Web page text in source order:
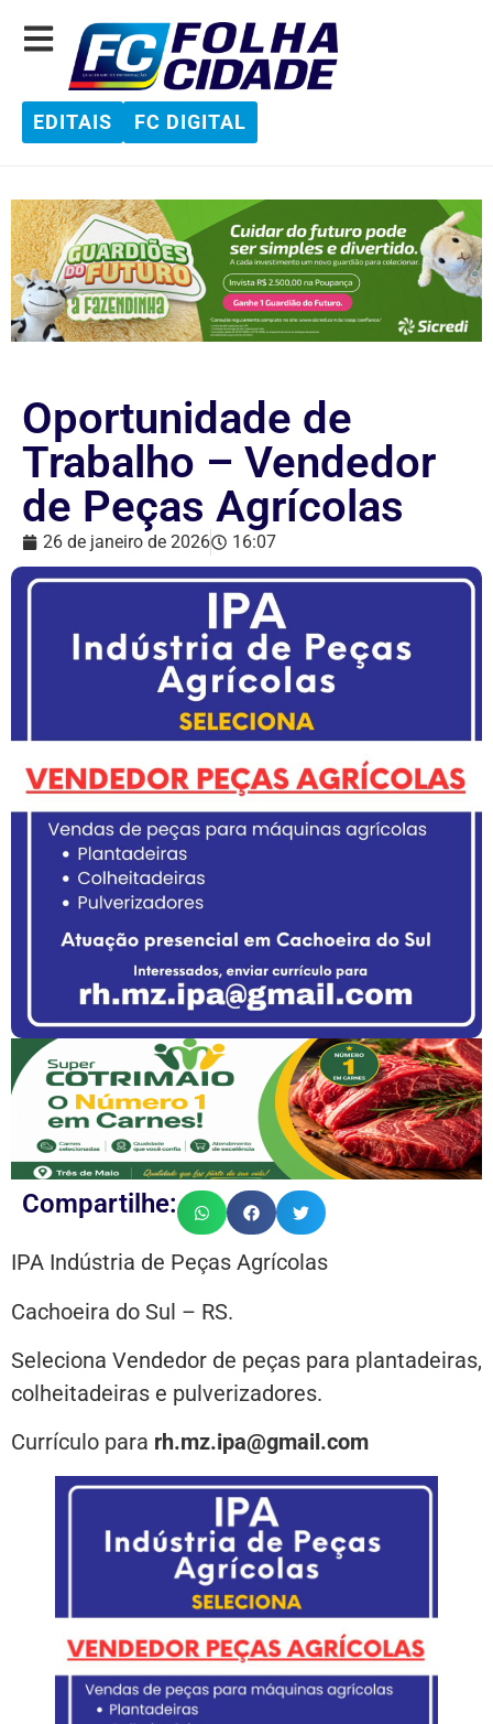
EDITAIS FC DIGITAL
Oportunidade de
Trabalho – Vendedor
de Peças Agrícolas
26 de janeiro de 2026 16:07
Compartilhe:
IPA Indústria de Peças Agrícolas
Cachoeira do Sul – RS.
Seleciona Vendedor de peças para plantadeiras,
colheitadeiras e pulverizadores.
Currículo para rh.mz.ipa@gmail.com